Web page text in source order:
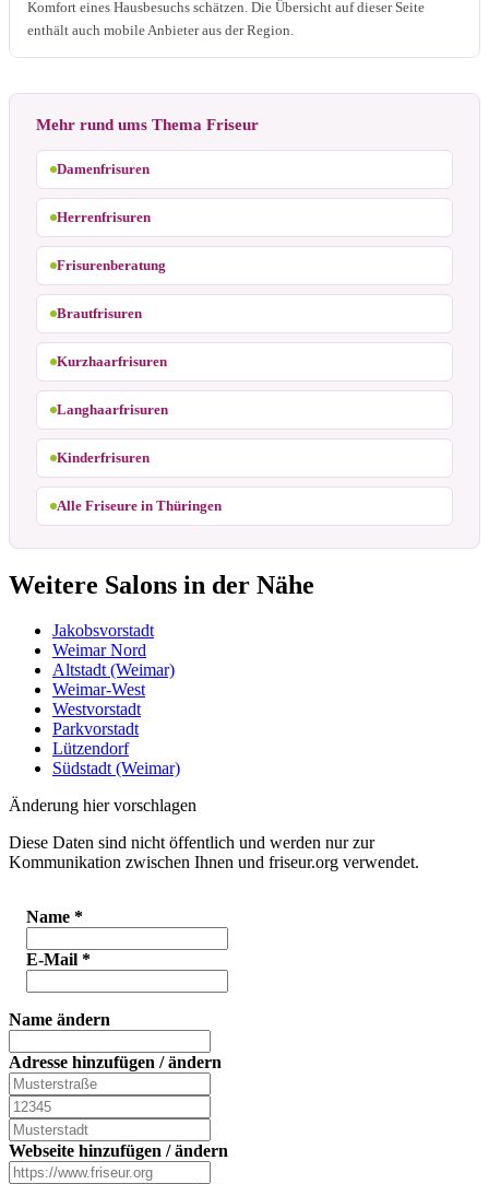
Komfort eines Hausbesuchs schätzen. Die Übersicht auf dieser Seite
enthält auch mobile Anbieter aus der Region.
Mehr rund ums Thema Friseur
Damenfrisuren
Herrenfrisuren
Frisurenberatung
Brautfrisuren
Kurzhaarfrisuren
Langhaarfrisuren
Kinderfrisuren
Alle Friseure in Thüringen
Weitere Salons in der Nähe
Jakobsvorstadt
Weimar Nord
Altstadt (Weimar)
Weimar-West
Westvorstadt
Parkvorstadt
Lützendorf
Südstadt (Weimar)
Änderung hier vorschlagen
Diese Daten sind nicht öffentlich und werden nur zur
Kommunikation zwischen Ihnen und friseur.org verwendet.
Name *
E-Mail *
Name ändern
Adresse hinzufügen / ändern
Webseite hinzufügen / ändern